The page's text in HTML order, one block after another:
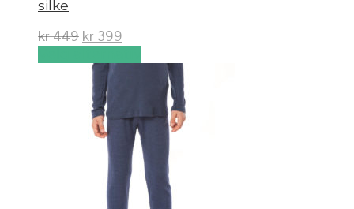
silke
kr449 kr 399